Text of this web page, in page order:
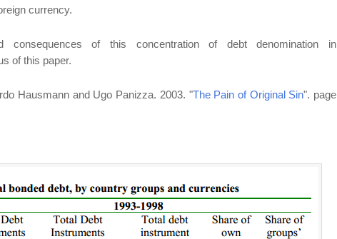
currency.
consequences of this concentration of debt denomination in
of this paper.
Hausmann and Ugo Panizza. 2003. "The Pain of Original Sin". page